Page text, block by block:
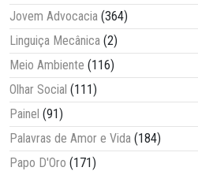
Jovem Advocacia (364)
Linguiça Mecânica (2)
Meio Ambiente (116)
Olhar Social (111)
Painel (91)
Palavras de Amor e Vida (184)
Papo D'Oro (171)